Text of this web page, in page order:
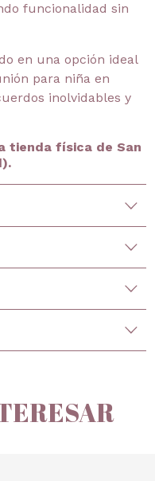
funcionalidad sin
en una opción ideal
para niña en
inolvidables y
tienda física de San